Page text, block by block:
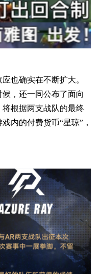
也确实在不断扩大。
，还一同公布了面向
根据两支战队的最终
内的付费货币“星琼”，